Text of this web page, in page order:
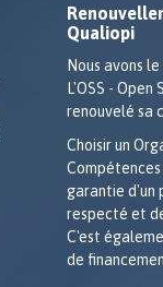
Qualiopi
Nous avons
L'OSS - Open
renouvelé sa
Choisir un
garantie d'un
respecté et
C'est
de